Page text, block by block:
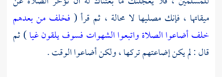
ميقاتها ، فإنك مصليها لا محالة ، ثم قرأ ( فخلف من بعدهم
خلف أضاعوا الصلاة واتبعوا الشهوات فسوف يلقون غيا) ثم
قال : لم يكن إضاعتهم تركها ، ولكن أضاعوا الوقت .